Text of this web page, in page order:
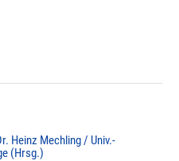
Heinz Mechling / Univ.-
(Hrsg.)